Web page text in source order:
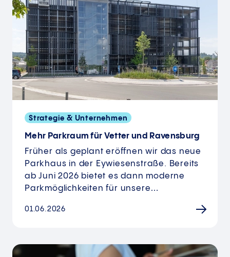
Strategie & Unternehmen
Mehr Parkraum für Vetter und Ravensburg
Früher als geplant eröffnen wir das neue
Parkhaus in der Eywiesenstraße. Bereits
ab Juni 2026 bietet es dann moderne
Parkmöglichkeiten für unsere…
01.06.2026